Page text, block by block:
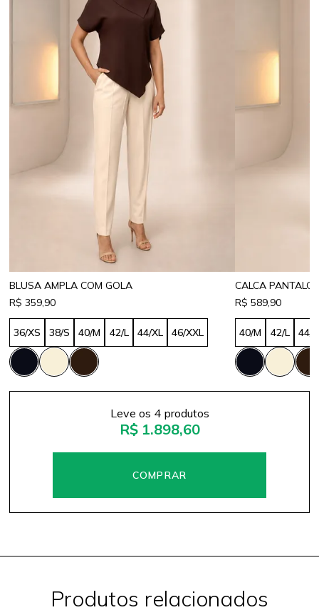
BLUSA AMPLA COM GOLA
R$ 359,90
36/XS 38/S 40/M 42/L 44/XL 46/XXL
CALCA
R$ 589,90
40/M 42/L 44/
Leve os 4 produtos
R$ 1.898,60
Produtos relacionados